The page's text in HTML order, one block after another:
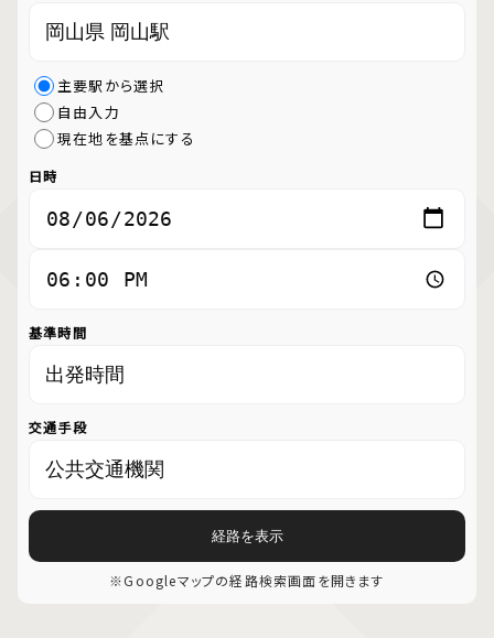
主要駅から選択
自由入力
現在地を基点にする
日時
基準時間
交通手段
経路を表示
※Googleマップの経路検索画面を開きます